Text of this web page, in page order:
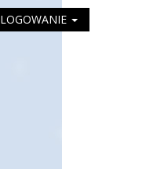
LOGOWANIE